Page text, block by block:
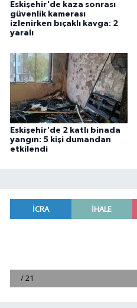
Eskişehir'de kaza sonrası
güvenlik kamerası
izlenirken bıçaklı kavga: 2
yaralı
Eskişehir'de 2 katlı binada
yangın: 5 kişi dumandan
etkilendi